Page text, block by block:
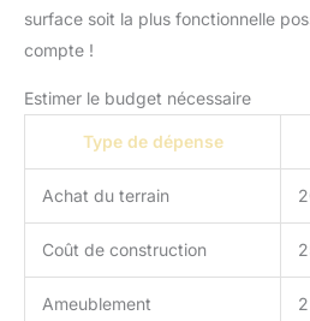
surface soit la plus fonctionnelle
compte !
Estimer le budget nécessaire
Type de dépense
Achat du terrain
Coût de construction
Ameublement